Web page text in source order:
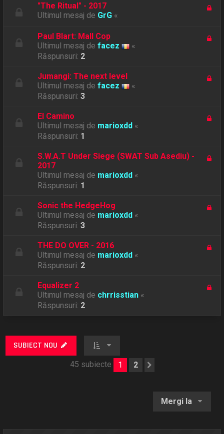
"The Ritual" - 2017
Ultimul mesaj de GrG «
Paul Blart: Mall Cop
Ultimul mesaj defacez
«
Răspunsuri: 2
Jumangi: The next level
Ultimul mesaj defacez
«
Răspunsuri:3
El Camino
Ultimul mesaj de marioxdd «
Răspunsuri: 1
S.W.A.T Under Siege (SWAT Sub Asediu) -
2017
Ultimul mesaj de marioxdd «
Răspunsuri: 1
Sonic the HedgeHog
Ultimul mesaj de marioxdd «
Răspunsuri:3
THE DO OVER - 2016
Ultimul mesaj de marioxdd «
Răspunsuri: 2
Equalizer 2
Ultimul mesaj de chrrisstian «
Răspunsuri: 2
SUBIECT NOU
45 subiecte 1 2
Mergi la